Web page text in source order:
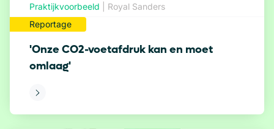
Praktijkvoorbeeld
Royal Sanders
Reportage
'Onze CO2-voetafdruk kan en moet
omlaag'